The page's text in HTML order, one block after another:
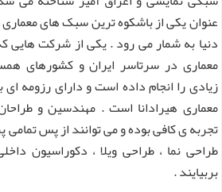
عنوان یکی از باشکوه ترین سبک های
دنیا به شمار می رود . یکی از شرکت هایی
معماری در سرتاسر ایران و کشورهای
زیادی را انجام داده است و دارای رزومه
معماری هیرادانا است . مهندسین و
تجربه ی کافی بوده و می توانند از پس تمامی
طراحی نما ، طراحی ویلا ، دکوراسیون
بربیایند .